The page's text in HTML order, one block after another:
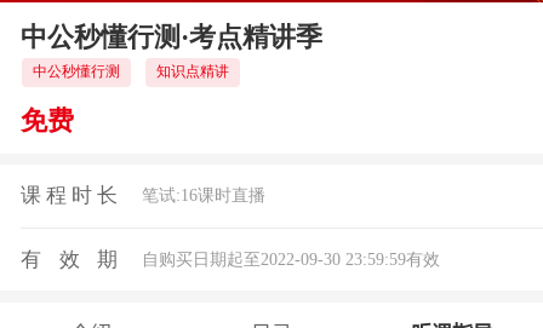
中公秒懂行测·考点精讲季
中公秒懂行测 知识点精讲
免费
课程时长 笔试:16课时直播
有效期 自购买日期起至2022-09-30 23:59:59有效